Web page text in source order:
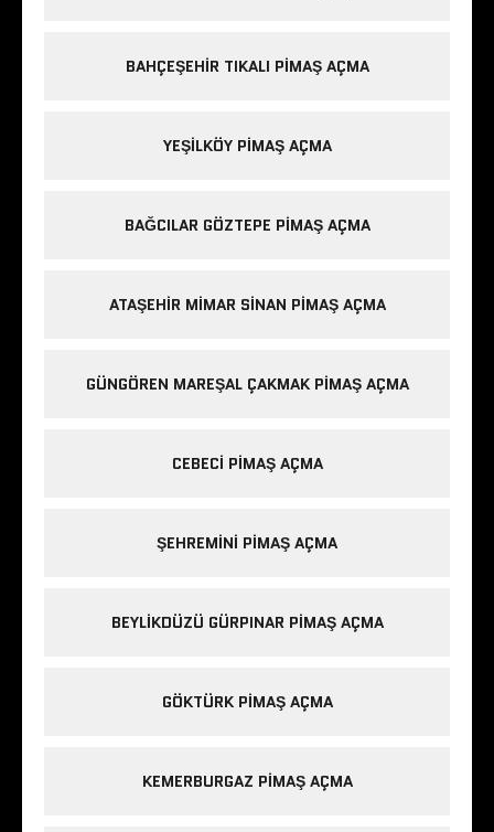
BAHÇEŞEHIR TIKALI PIMAŞ AÇMA
YEŞILKÖY PIMAŞ AÇMA
BAĞCILAR GÖZTEPE PIMAŞ AÇMA
ATAŞEHIR MIMAR SINAN PIMAŞ AÇMA
GÜNGÖREN MAREŞAL ÇAKMAK PIMAŞ AÇMA
CEBECI PIMAŞ AÇMA
ŞEHREMINI PIMAŞ AÇMA
BEYLIKDÜZÜ GÜRPINAR PIMAŞ AÇMA
GÖKTÜRK PIMAŞ AÇMA
KEMERBURGAZ PIMAŞ AÇMA